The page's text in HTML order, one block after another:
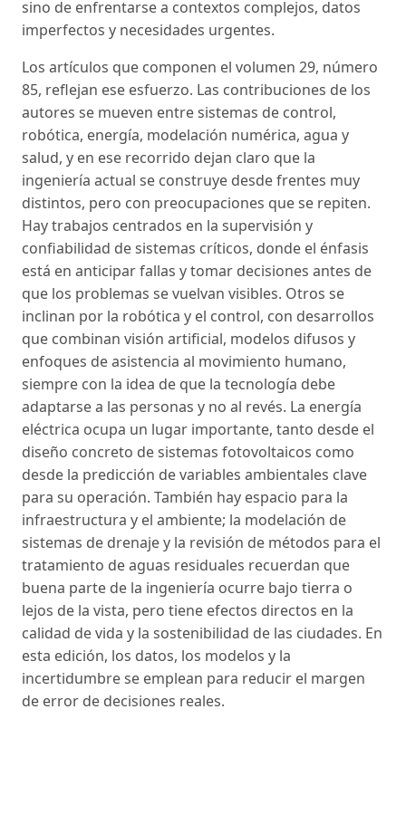
sino de enfrentarse a contextos complejos, datos
imperfectos y necesidades urgentes.
Los artículos que componen el volumen 29, número
85, reflejan ese esfuerzo. Las contribuciones de los
autores se mueven entre sistemas de control,
robótica, energía, modelación numérica, agua y
salud, y en ese recorrido dejan claro que la
ingeniería actual se construye desde frentes muy
distintos, pero con preocupaciones que se repiten.
Hay trabajos centrados en la supervisión y
confiabilidad de sistemas críticos, donde el énfasis
está en anticipar fallas y tomar decisiones antes de
que los problemas se vuelvan visibles. Otros se
inclinan por la robótica y el control, con desarrollos
que combinan visión artificial, modelos difusos y
enfoques de asistencia al movimiento humano,
siempre con la idea de que la tecnología debe
adaptarse a las personas y no al revés. La energía
eléctrica ocupa un lugar importante, tanto desde el
diseño concreto de sistemas fotovoltaicos como
desde la predicción de variables ambientales clave
para su operación. También hay espacio para la
infraestructura y el ambiente; la modelación de
sistemas de drenaje y la revisión de métodos para el
tratamiento de aguas residuales recuerdan que
buena parte de la ingeniería ocurre bajo tierra o
lejos de la vista, pero tiene efectos directos en la
calidad de vida y la sostenibilidad de las ciudades. En
esta edición, los datos, los modelos y la
incertidumbre se emplean para reducir el margen
de error de decisiones reales.